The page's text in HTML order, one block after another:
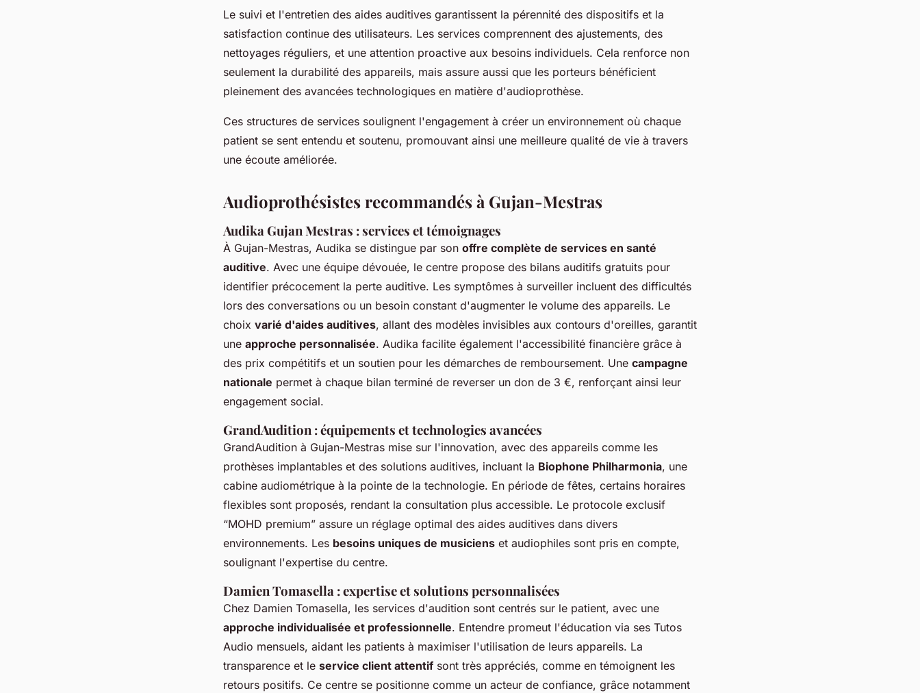
Le suivi et l'entretien des aides auditives garantissent la pérennité des dispositifs et la
satisfaction continue des utilisateurs. Les services comprennent des ajustements, des
nettoyages réguliers, et une attention proactive aux besoins individuels. Cela renforce non
seulement la durabilité des appareils, mais assure aussi que les porteurs bénéficient
pleinement des avancées technologiques en matière d'audioprothèse.
Ces structures de services soulignent l'engagement à créer un environnement où chaque
patient se sent entendu et soutenu, promouvant ainsi une meilleure qualité de vie à travers
une écoute améliorée.
Audioprothésistes recommandés à Gujan-Mestras
Audika Gujan Mestras : services et témoignages
À Gujan-Mestras, Audika se distingue par son offre complète de services en santé
auditive. Avec une équipe dévouée, le centre propose des bilans auditifs gratuits pour
identifier précocement la perte auditive. Les symptômes à surveiller incluent des difficultés
lors des conversations ou un besoin constant d'augmenter le volume des appareils. Le
choix varié d'aides auditives, allant des modèles invisibles aux contours d'oreilles, garantit
une approche personnalisée. Audika facilite également l'accessibilité financière grâce à
des prix compétitifs et un soutien pour les démarches de remboursement. Une campagne
nationale permet à chaque bilan terminé de reverser un don de 3 €, renforçant ainsi leur
engagement social.
GrandAudition : équipements et technologies avancées
GrandAudition à Gujan-Mestras mise sur l'innovation, avec des appareils comme les
prothèses implantables et des solutions auditives, incluant la Biophone Philharmonia, une
cabine audiométrique à la pointe de la technologie. En période de fêtes, certains horaires
flexibles sont proposés, rendant la consultation plus accessible. Le protocole exclusif
“MOHD premium” assure un réglage optimal des aides auditives dans divers
environnements. Les besoins uniques de musiciens et audiophiles sont pris en compte,
soulignant l'expertise du centre.
Damien Tomasella : expertise et solutions personnalisées
Chez Damien Tomasella, les services d'audition sont centrés sur le patient, avec une
approche individualisée et professionnelle. Entendre promeut l'éducation via ses Tutos
Audio mensuels, aidant les patients à maximiser l'utilisation de leurs appareils. La
transparence et le service client attentif sont très appréciés, comme en témoignent les
retours positifs. Ce centre se positionne comme un acteur de confiance, grâce notamment